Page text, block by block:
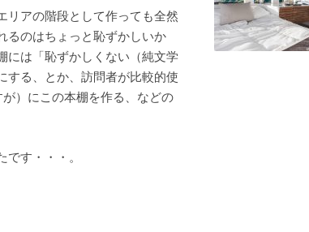
リアの階段として作っても全然
るのはちょっと恥ずかしいか
には「恥ずかしくない（純文学
する、とか、訪問者が比較的使
）にこの本棚を作る、などの
す・・・。